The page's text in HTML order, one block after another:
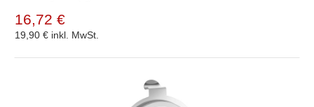
16,72 €
19,90 € inkl. MwSt.